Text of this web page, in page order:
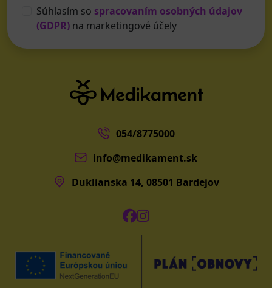
Súhlasím so spracovaním osobných údajov
(GDPR) na marketingové účely
054/8775000
info@medikament.sk
Duklianska 14, 08501 Bardejov